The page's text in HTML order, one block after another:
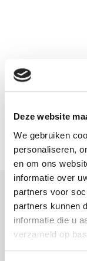
Deze website
We gebruiken
personaliseren,
en om ons
informatie over
partners voor
partners kunnen
informatie die u
verzameld op
Maat B
Maat D
Meer
Download hier